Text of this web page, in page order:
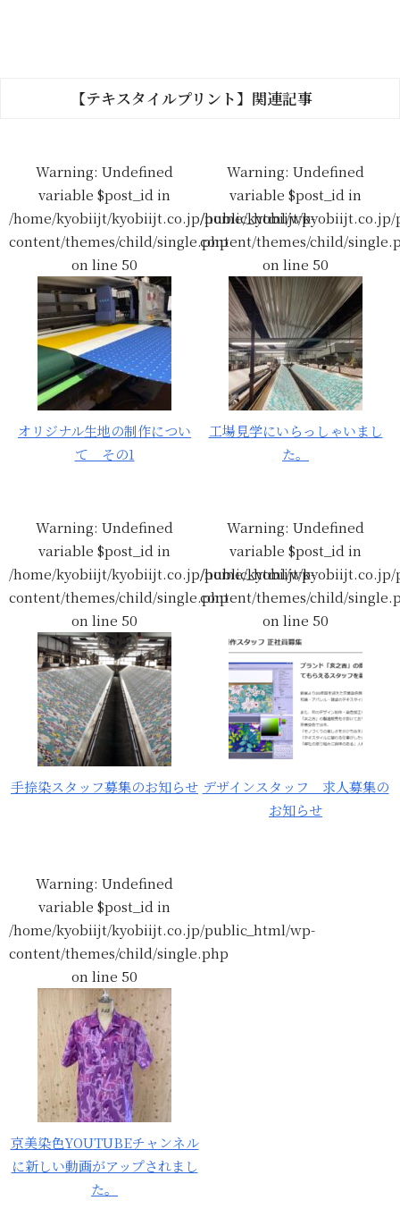
【テキスタイルプリント】関連記事
Warning: Undefined
variable $post_id in
/home/kyobiijt/kyobiijt.co.jp/public_html/wp-
content/themes/child/single.php
on line 50
オリジナル生地の制作につい
て その1
Warning: Undefined
variable $post_id in
/home/kyobiijt/
content/themes/child/
on line 50
工場見学にいらっしゃいまし
た。
Warning: Undefined
variable $post_id in
/home/kyobiijt/kyobiijt.co.jp/public_html/wp-
content/themes/child/single.php
on line 50
手捺染スタッフ募集のお知らせ
Warning: Undefined
variable $post_id in
/home/kyobiijt/
content/themes/child/
on line 50
デザインスタッフ 求人募集の
お知らせ
Warning: Undefined
variable $post_id in
/home/kyobiijt/kyobiijt.co.jp/public_html/wp-
content/themes/child/single.php
on line 50
京美染色YOUTUBEチャンネル
に新しい動画がアップされまし
た。